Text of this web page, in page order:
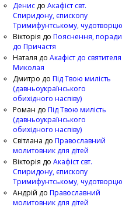
Денис до Акафіст свт.
Спиридону, єпископу
Тримифунтському, чудотворцю
Вікторія до Пояснення, поради
до Причастя
Наталя до Акафіст до святителя
Миколая
Дмитро до Під Твою милість
(давньоукраїнського
обихідного наспіву)
Роман до Під Твою милість
(давньоукраїнського
обихідного наспіву)
Світлана до Православний
молитовник для дітей
Вікторія до Акафіст свт.
Спиридону, єпископу
Тримифунтському, чудотворцю
Андрій до Православний
молитовник для дітей